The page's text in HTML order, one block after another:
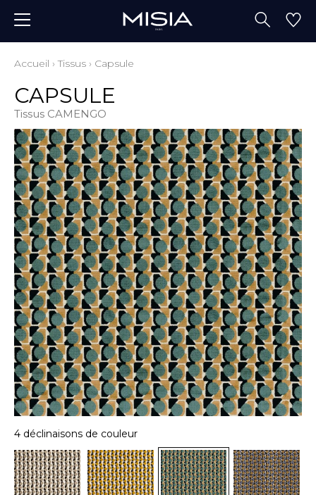
Accueil ›Tissus › Capsule
CAPSULE
Tissus CAMENGO
4 déclinaisons de couleur